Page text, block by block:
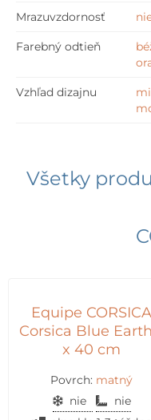
Mrazuvzdornosť
Farebný odtieň
Vzhľad dizajnu
Všetky
Equipe CORSICA
Corsica Blue
x 40 cm
Povrch: matný
nie
nie